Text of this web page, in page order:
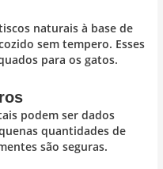
naturais à base de
sem tempero. Esses
para os gatos.
podem ser dados
quantidades de
são seguras.